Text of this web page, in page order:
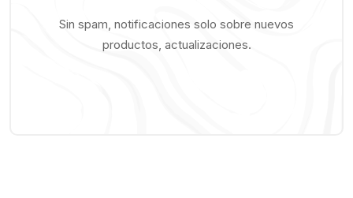
Sin spam, notificaciones solo sobre nuevos
productos, actualizaciones.